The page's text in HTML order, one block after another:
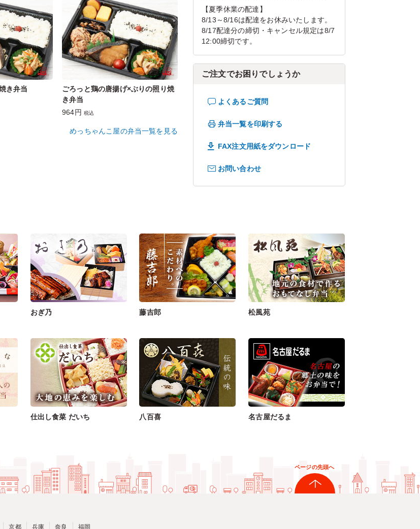
き弁当
ごろっと鶏の唐揚げ×ぶりの照り焼
き弁当
964円 税込
めっちゃんこ屋の弁当一覧を見る
【夏季休業の配達】
8/13～8/16は配達をお休みいたします。
8/17配達分の締切・キャンセル規定は8/7
12:00締切です。
ご注文でお困りでしょうか
よくあるご質問
弁当一覧を印刷する
FAX注文用紙をダウンロード
お問い合わせ
おぎ乃 藤吉郎 松風苑
仕出し食菜 だいち 八百喜 名古屋だるま
ページの先頭へ
京都 兵庫 奈良 福岡